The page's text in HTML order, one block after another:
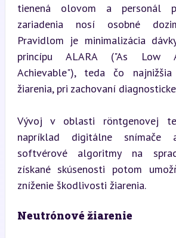
tienená olovom a personál
zariadenia nosí osobné
Pravidlom je minimalizácia
princípu ALARA ("As Low
Achievable"), teda čo
žiarenia, pri zachovaní
Vývoj v oblasti röntgenovej
napríklad digitálne snímače
softvérové algoritmy na
získané skúsenosti potom
zníženie škodlivosti žiarenia.
Neutrónové žiarenie